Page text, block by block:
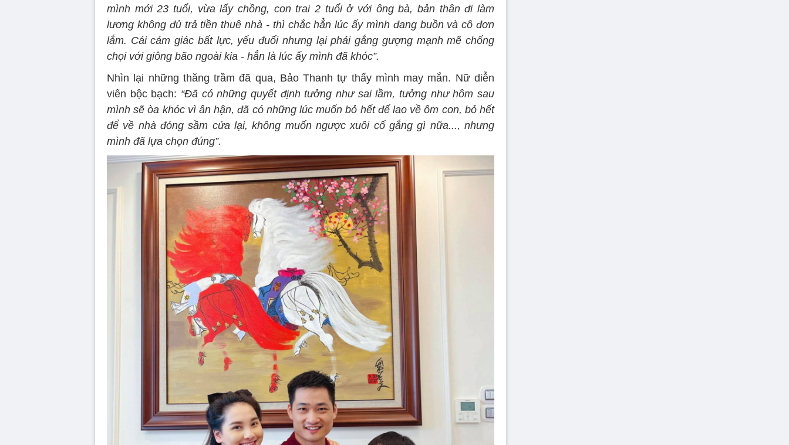
mình mới 23 tuổi, vừa lấy chồng, con trai 2 tuổi ở với ông bà, bản thân đi làm
lương không đủ trả tiền thuê nhà - thì chắc hẳn lúc ấy mình đang buồn và cô đơn
lắm. Cái cảm giác bất lực, yếu đuối nhưng lại phải gắng gượng mạnh mẽ chống
chọi với giông bão ngoài kia - hẳn là lúc ấy mình đã khóc”.
Nhìn lại những thăng trầm đã qua, Bảo Thanh tự thấy mình may mắn. Nữ diễn
viên bộc bạch: “Đã có những quyết định tưởng như sai lầm, tưởng như hôm sau
mình sẽ òa khóc vì ân hận, đã có những lúc muốn bỏ hết để lao về ôm con, bỏ hết
để về nhà đóng sầm cửa lại, không muốn ngược xuôi cố gắng gì nữa..., nhưng
mình đã lựa chọn đúng”.